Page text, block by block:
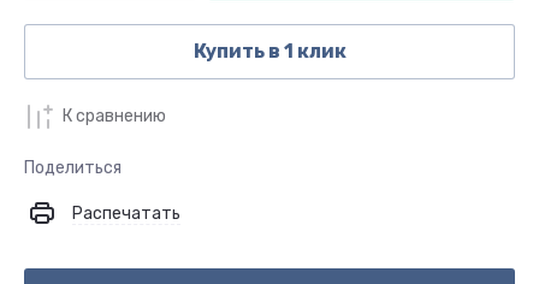
Купить в 1 клик
К сравнению
Поделиться
Распечатать